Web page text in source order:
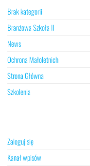
Brak kategorii
Branżowa Szkoła II
News
Ochrona Małoletnich
Strona Główna
Szkolenia
Zaloguj się
Kanał wpisów